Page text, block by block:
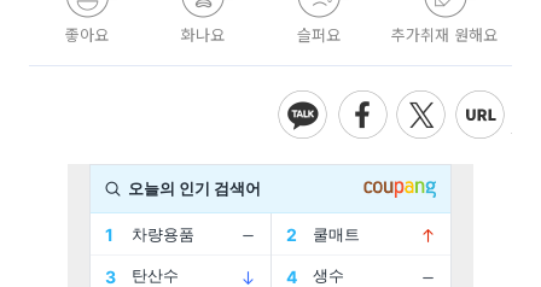
좋아요 화나요 슬퍼요 추가취재 원해요